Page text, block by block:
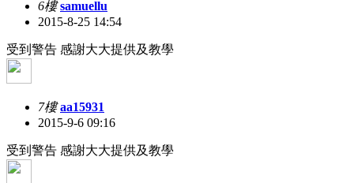
6樓 samuellu
2015-8-25 14:54
受到警告 感謝大大提供及教學
7樓 aa15931
2015-9-6 09:16
受到警告 感謝大大提供及教學